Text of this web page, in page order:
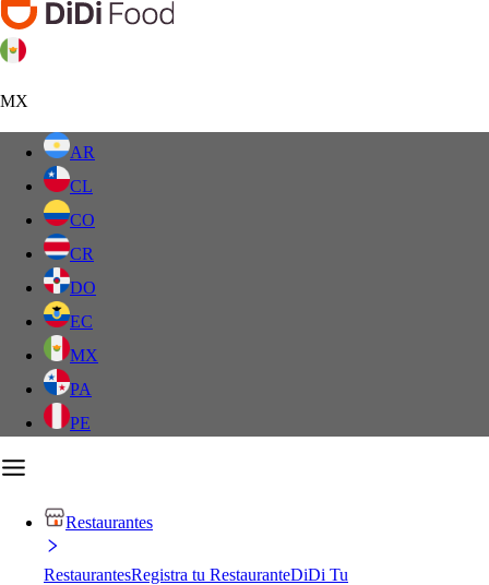
MX
AR
CL
CO
CR
DO
EC
MX
PA
PE
Restaurantes
RestaurantesRegistra tu RestauranteDiDi Tu